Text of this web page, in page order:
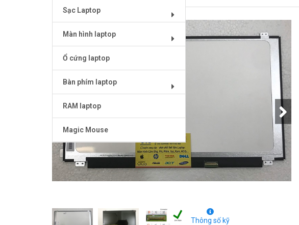
Sạc Laptop
Màn hình laptop
Ổ cứng laptop
Bàn phím laptop
RAM laptop
Magic Mouse
Thông số kỹ